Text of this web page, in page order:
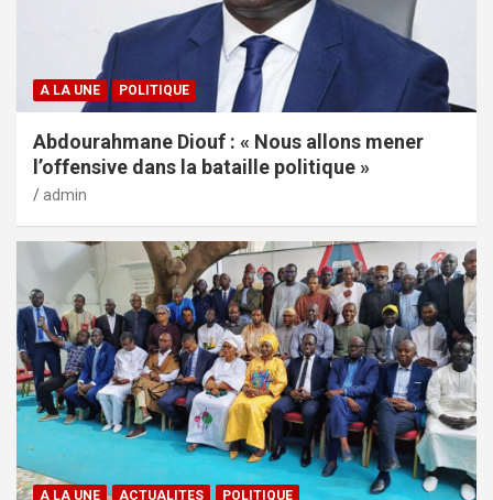
A LA UNE POLITIQUE
Abdourahmane Diouf : « Nous allons mener
l’offensive dans la bataille politique »
admin
A LA UNE ACTUALITES POLITIQUE